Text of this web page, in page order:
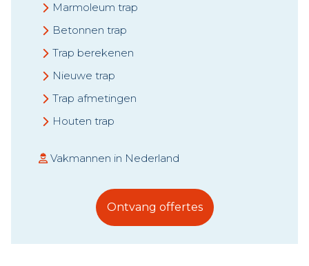
Marmoleum trap
Betonnen trap
Trap berekenen
Nieuwe trap
Trap afmetingen
Houten trap
Vakmannen in Nederland
Ontvang offertes